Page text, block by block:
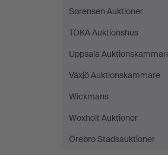
Sørensen Auktioner
TOKA Auktionshus
Uppsala
Växjö Auktionskammare
Wickmans
Woxholt Auktioner
Örebro Stadsauktioner